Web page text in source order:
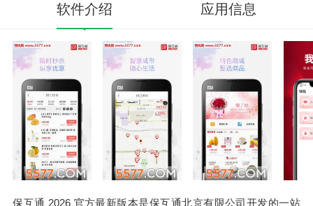
软件介绍 应用信息
保互通 2026 官方最新版本是保互通北京有限公司开发的一站